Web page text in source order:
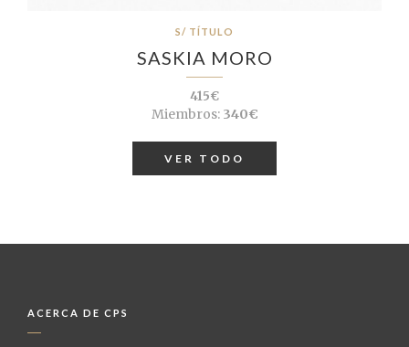
S/ TÍTULO
SASKIA MORO
415€
Miembros:340€
VER TODO
ACERCA DE CPS